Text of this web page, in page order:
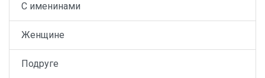
С именинами
Женщине
Подруге